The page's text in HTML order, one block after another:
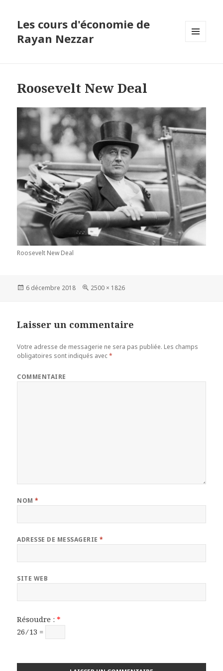
Les cours d'économie de
Rayan Nezzar
Roosevelt New Deal
Roosevelt New Deal
Publié
6 décembre 2018
Taille
2500 × 1826
Laisser un commentaire
Votre adresse de messagerie ne sera pas publiée. Les champs
obligatoires sont indiqués avec*
COMMENTAIRE
NOM*
ADRESSE DE MESSAGERIE*
SITE WEB
Résoudre :*
26 ⁄ 13 =